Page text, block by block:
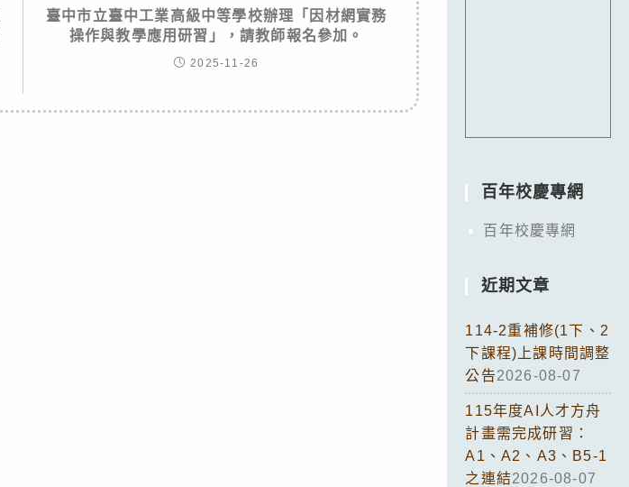
臺中市立臺中工業高級中等學校辦理「因材網實務
操作與教學應用研習」，請教師報名參加。
2025-11-26
百年校慶專網
百年校慶專網
近期文章
114-2重補修(1下、2
下課程)上課時間調整
公告2026-08-07
115年度AI人才方舟
計畫需完成研習：
A1、A2、A3、B5-1
之連結2026-08-07